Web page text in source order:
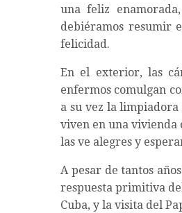
una feliz
debiéramos resumir
felicidad.
En el exterior, las
enfermos comulgan
a su vez la limpiadora
viven en una vivienda
las ve alegres y
A pesar de tantos
respuesta primitiva
Cuba, y la visita del